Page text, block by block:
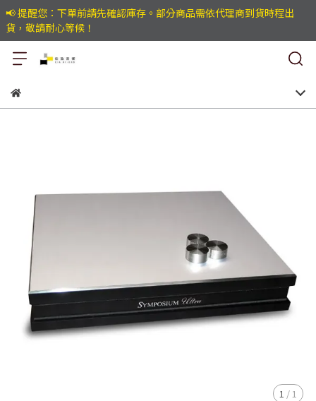
📢 提醒您：下單前請先確認庫存。部分商品需依代理商到貨時程出
貨，敬請耐心等候！
1 / 1